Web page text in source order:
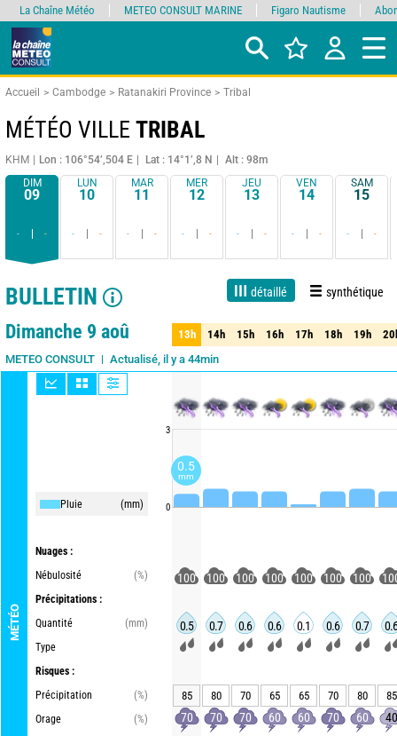
Accueil Cambodge Ratanakiri Province Tribal
MÉTÉO VILLE TRIBAL
KHM Lon : 106°54’,504 E Lat : 14°1’,8 N
Alt : 98m
DIM
09
- -
LUN
10
- -
MAR
11
- -
MER
12
- -
JEU
13
- -
VEN
14
- -
SAM
15
- -
BULLETIN détaillé synthétique
1 jour 3 jours 7 jours 15 jours Fiabilité 90%
Dimanche 9 aoû
METEO CONSULT Actualisé, il y a 44min
MÉTÉO
Pluie (mm)
Nuages :
Nébulosité
(%)
Précipitations :
Quantité
(mm)
Type
Risques :
Précipitation
(%)
Orage
(%)
3
0
13h 14h 15h 16h 17h 18h 19h
13h 14h 15h 16h 17h 18h 19h
100 100 100 100 100 100 100
0.5 0.7 0.6 0.6 0.1 0.6 0.7
85 80 70 65 65 70 80 85
70 70 70 60 60 70 60 40
La Chaîne Météo METEO CONSULT MARINE Figaro Nautisme
0.5
mm